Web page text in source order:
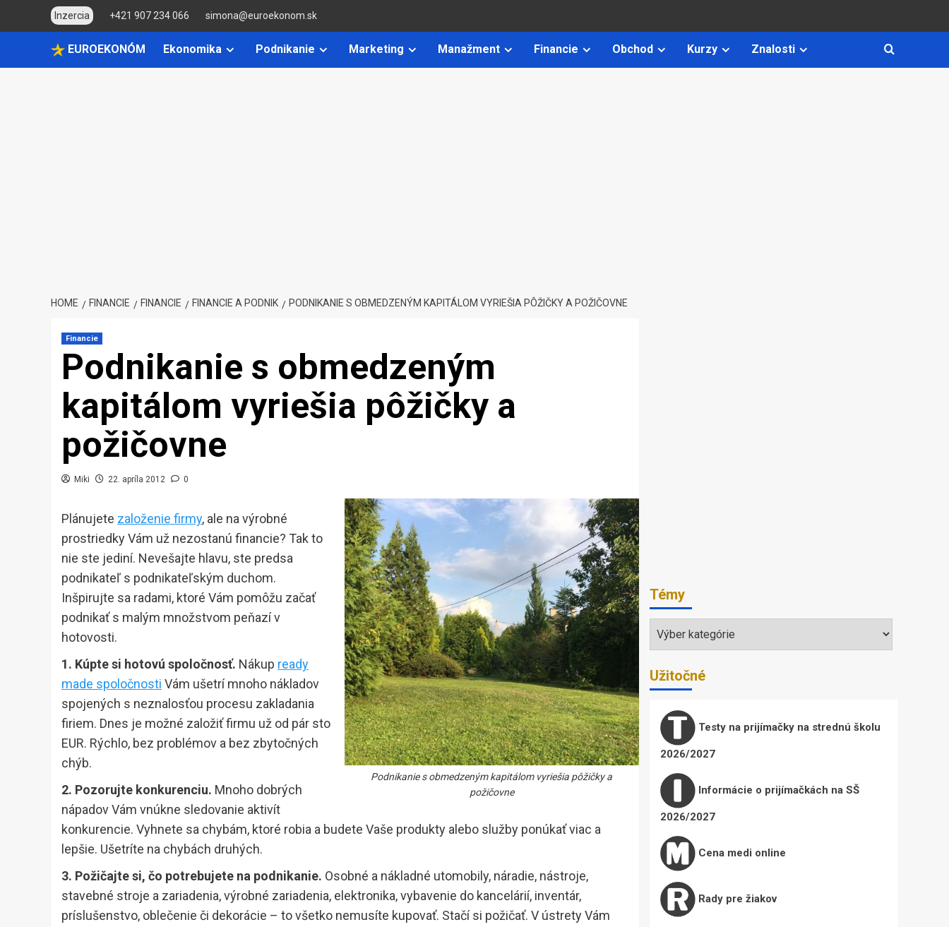
Inzercia +421 907 234 066 simona@euroekonom.sk
EUROEKONÓM Ekonomika Podnikanie Marketing Manažment Financie Obchod Kurzy Znalosti
HOME FINANCIE FINANCIE FINANCIE A PODNIK PODNIKANIE S OBMEDZENÝM KAPITÁLOM VYRIEŠIA PÔŽIČKY A POŽIČOVNE
Financie
Podnikanie s obmedzeným
kapitálom vyriešia pôžičky a
požičovne
Miki 22. apríla 2012 0
Podnikanie s obmedzeným kapitálom vyriešia pôžičky a
požičovne
Plánujete založenie firmy, ale na výrobné
prostriedky Vám už nezostanú financie? Tak to
nie ste jediní. Nevešajte hlavu, ste predsa
podnikateľ s podnikateľským duchom.
Inšpirujte sa radami, ktoré Vám pomôžu začať
podnikať s malým množstvom peňazí v
hotovosti.
1. Kúpte si hotovú spoločnosť. Nákup ready
made spoločnosti Vám ušetrí mnoho nákladov
spojených s neznalosťou procesu zakladania
firiem. Dnes je možné založiť firmu už od pár sto
EUR. Rýchlo, bez problémov a bez zbytočných
chýb.
2. Pozorujte konkurenciu. Mnoho dobrých
nápadov Vám vnúkne sledovanie aktivít
konkurencie. Vyhnete sa chybám, ktoré robia a budete Vaše produkty alebo služby ponúkať viac a
lepšie. Ušetríte na chybách druhých.
3. Požičajte si, čo potrebujete na podnikanie. Osobné a nákladné utomobily, náradie, nástroje,
stavebné stroje a zariadenia, výrobné zariadenia, elektronika, vybavenie do kancelárií, inventár,
príslušenstvo, oblečenie či dekorácie – to všetko nemusíte kupovať. Stačí si požičať. V ústrety Vám
Témy
Témy
Užitočné
Testy na prijímačky na strednú školu
2026/2027
Informácie o prijímačkách na SŠ
2026/2027
Cena medi online
Rady pre žiakov